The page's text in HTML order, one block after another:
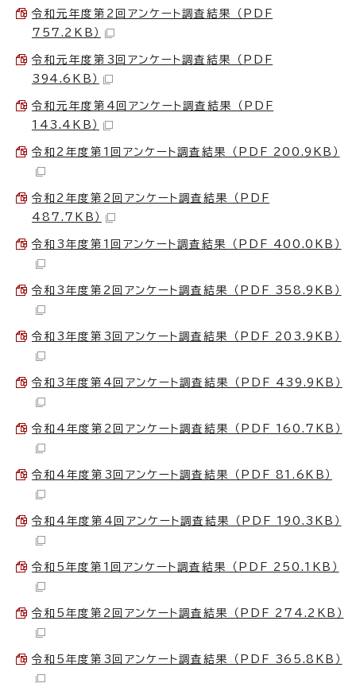
令和元年度第2回アンケート調査結果 （PDF
757.2KB）
令和元年度第3回アンケート調査結果 （PDF
394.6KB）
令和元年度第4回アンケート調査結果 （PDF
143.4KB）
令和2年度第1回アンケート調査結果 （PDF 200.9KB）
令和2年度第2回アンケート調査結果 （PDF
487.7KB）
令和3年度第1回アンケート調査結果 （PDF 400.0KB）
令和3年度第2回アンケート調査結果 （PDF 358.9KB）
令和3年度第3回アンケート調査結果 （PDF 203.9KB）
令和3年度第4回アンケート調査結果 （PDF 439.9KB）
令和4年度第2回アンケート調査結果 （PDF 160.7KB）
令和4年度第3回アンケート調査結果 （PDF 81.6KB）
令和4年度第4回アンケート調査結果 （PDF 190.3KB）
令和5年度第1回アンケート調査結果 （PDF 250.1KB）
令和5年度第2回アンケート調査結果 （PDF 274.2KB）
令和5年度第3回アンケート調査結果 （PDF 365.8KB）